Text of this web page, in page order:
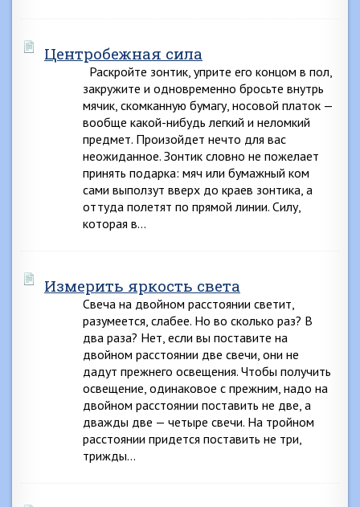
Центробежная сила
Раскройте зонтик, уприте его концом в пол,
закружите и одновременно бросьте внутрь
мячик, скомканную бумагу, носовой платок —
вообще какой-нибудь легкий и неломкий
предмет. Произойдет нечто для вас
неожиданное. Зонтик словно не пожелает
принять подарка: мяч или бумажный ком
сами выползут вверх до краев зонтика, а
оттуда полетят по прямой линии. Силу,
которая в…
Измерить яркость света
Свеча на двойном расстоянии светит,
разумеется, слабее. Но во сколько раз? В
два раза? Нет, если вы поставите на
двойном расстоянии две свечи, они не
дадут прежнего освещения. Чтобы получить
освещение, одинаковое с прежним, надо на
двойном расстоянии поставить не две, а
дважды две — четыре свечи. На тройном
расстоянии придется поставить не три,
трижды…